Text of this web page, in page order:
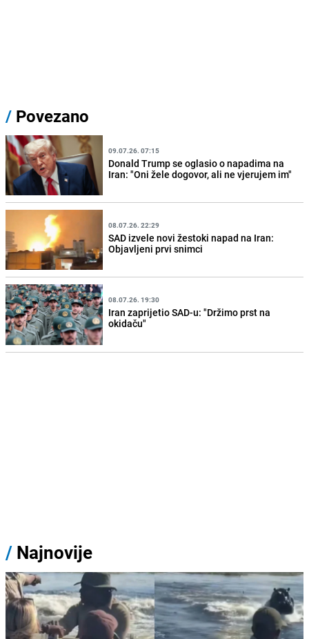
/ Povezano
09.07.26. 07:15
Donald Trump se oglasio o napadima na
Iran: "Oni žele dogovor, ali ne vjerujem im"
08.07.26. 22:29
SAD izvele novi žestoki napad na Iran:
Objavljeni prvi snimci
08.07.26. 19:30
Iran zaprijetio SAD-u: "Držimo prst na
okidaču"
/ Najnovije